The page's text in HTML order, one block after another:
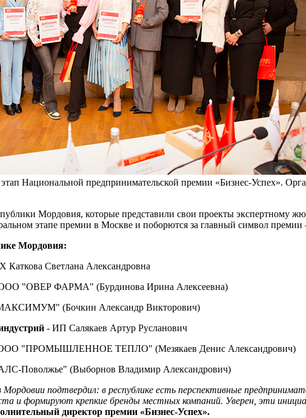
Национальной предпринимательской премии «Бизнес-Успех».
Мордовия, которые представили свои проекты экспертному
этапе премии в Москве и поборются за главный символ премии
Мордовия:
Каткова Светлана Александровна
"ОВЕР ФАРМА" (Бурдинова Ирина Алексеевна)
(Бочкин Александр Викторович)
- ИП Салякаев Артур Русланович
"ПРОМЫШЛЕННОЕ ТЕПЛО" (Мезякаев Денис Александрович)
Поволжье" (Выборнов Владимир Александрович)
Мордовии подтвердил: в республике есть перспективные
и формируют крепкие бренды местных компаний. Уверен, эти
директор премии «Бизнес-Успех».